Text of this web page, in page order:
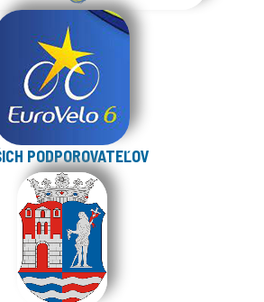
PODPOROVATEĽOV